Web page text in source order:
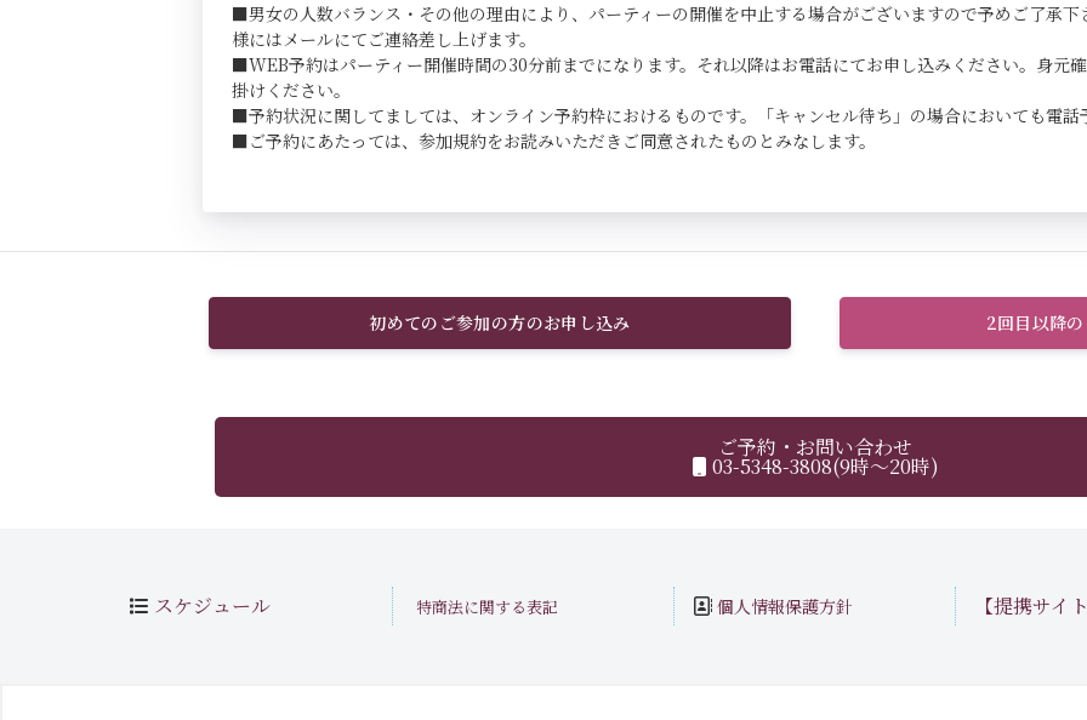
■男女の人数バランス・その他の理由により、パーティーの開催を中止する場合がございますので予めご了承
様にはメールにてご連絡差し上げます。
■WEB予約はパーティー開催時間の30分前までになります。それ以降はお電話にてお申し込みください。身元
掛けください。
■予約状況に関してましては、オンライン予約枠におけるものです。「キャンセル待ち」の場合においても電
■ご予約にあたっては、参加規約をお読みいただきご同意されたものとみなします。
初めてのご参加の方のお申し込み 2回目以降
ご予約・お問い合わせ
03-5348-3808(9時～20時)
スケジュール 特商法に関する表記 個人情報保護方針 【提携サイ